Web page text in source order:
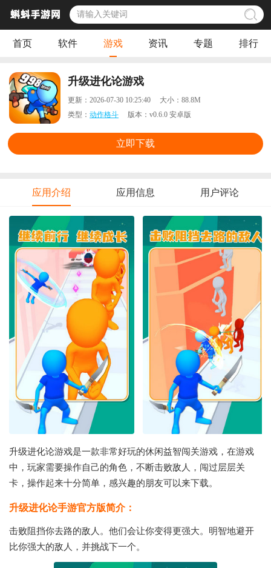
首页 软件 游戏 资讯 专题 排行
升级进化论游戏
更新： 2026-07-30 10:25:40 大小： 88.8M
类型： 动作格斗 版本： v0.6.0 安卓版
立即下载
应用介绍 应用信息 用户评论
升级进化论游戏是一款非常好玩的休闲益智闯关游戏，在游戏
中，玩家需要操作自己的角色，不断击败敌人，闯过层层关
卡，操作起来十分简单，感兴趣的朋友可以来下载。
升级进化论手游官方版简介：
击败阻挡你去路的敌人。他们会让你变得更强大。明智地避开
比你强大的敌人，并挑战下一个。